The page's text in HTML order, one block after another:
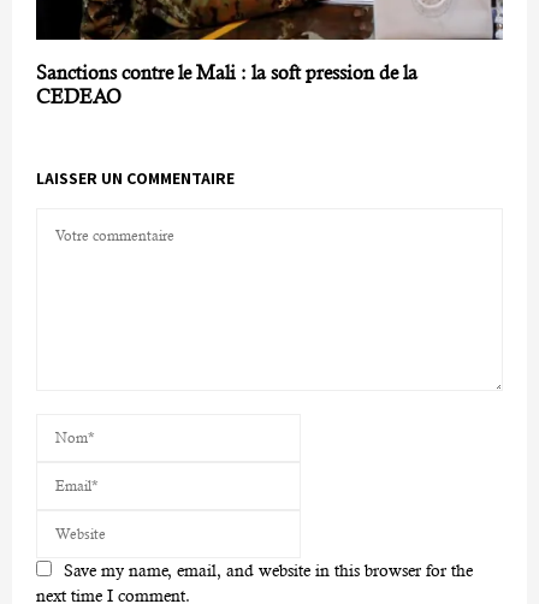
Sanctions contre le Mali : la soft pression de la
CEDEAO
LAISSER UN COMMENTAIRE
Save my name, email, and website in this browser for the
next time I comment.